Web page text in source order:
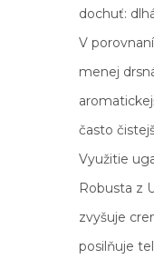
dochuť:
V
menej
často
Využitie
Robusta z
zvyšuje
posilňuje